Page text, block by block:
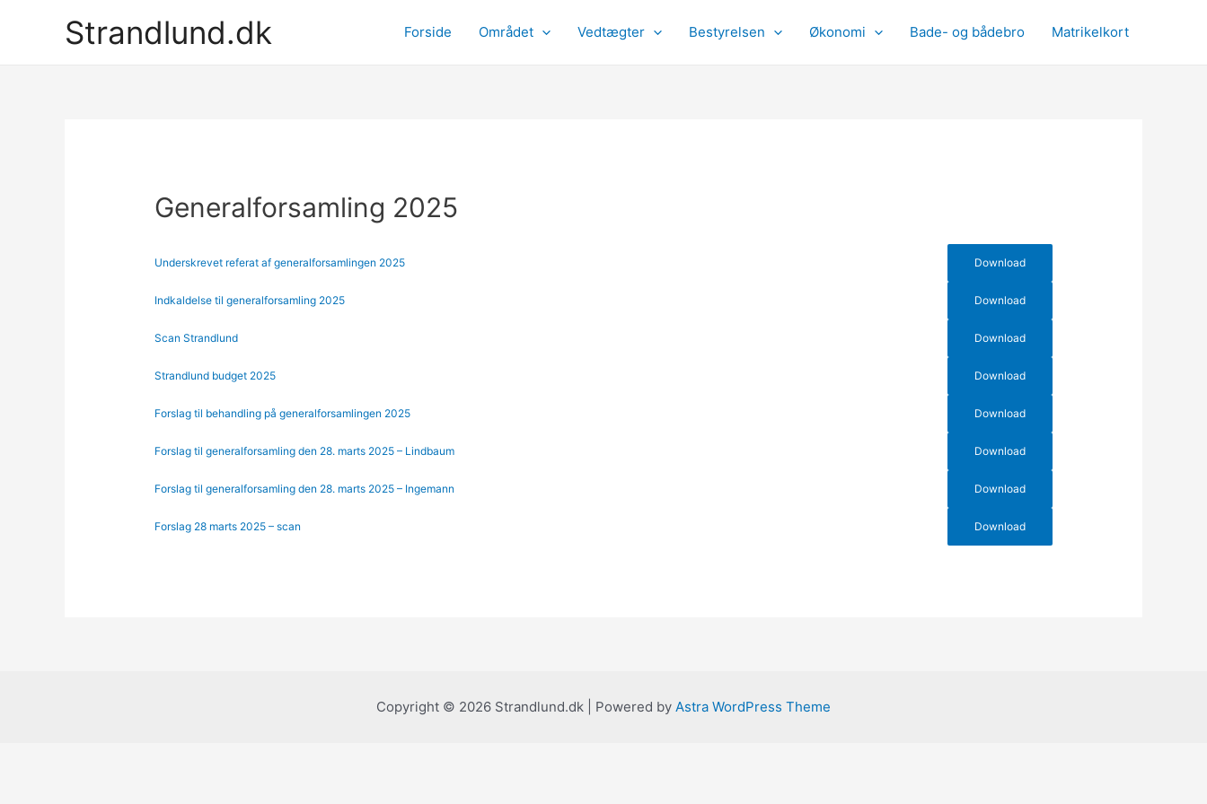
Strandlund.dk Forside Området Vedtægter Bestyrelsen Økonomi Bade- og bådebro Matrikelkort
Generalforsamling 2025
Underskrevet referat af generalforsamlingen 2025 Download
Indkaldelse til generalforsamling 2025 Download
Scan Strandlund Download
Strandlund budget 2025 Download
Forslag til behandling på generalforsamlingen 2025 Download
Forslag til generalforsamling den 28. marts 2025 – Lindbaum Download
Forslag til generalforsamling den 28. marts 2025 – Ingemann Download
Forslag 28 marts 2025 – scan Download
Copyright © 2026 Strandlund.dk | Powered by Astra WordPress Theme